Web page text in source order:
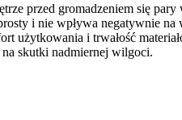
przed gromadzeniem się
i nie wpływa negatywnie
użytkowania i trwałość
skutki nadmiernej wilgoci.